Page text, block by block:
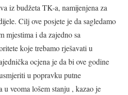
iz budžeta TK-a, namijenjena za
Cilj ove posjete je da sagledamo
mjestima i da zajedno sa
koje trebamo rješavati u
ocjena je da bi ove godine
u popravku putne
veoma lošem stanju , kazao je